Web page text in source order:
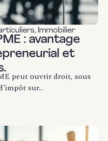
, Immobilier
: avantage
et
peut ouvrir droit, sous
sur...